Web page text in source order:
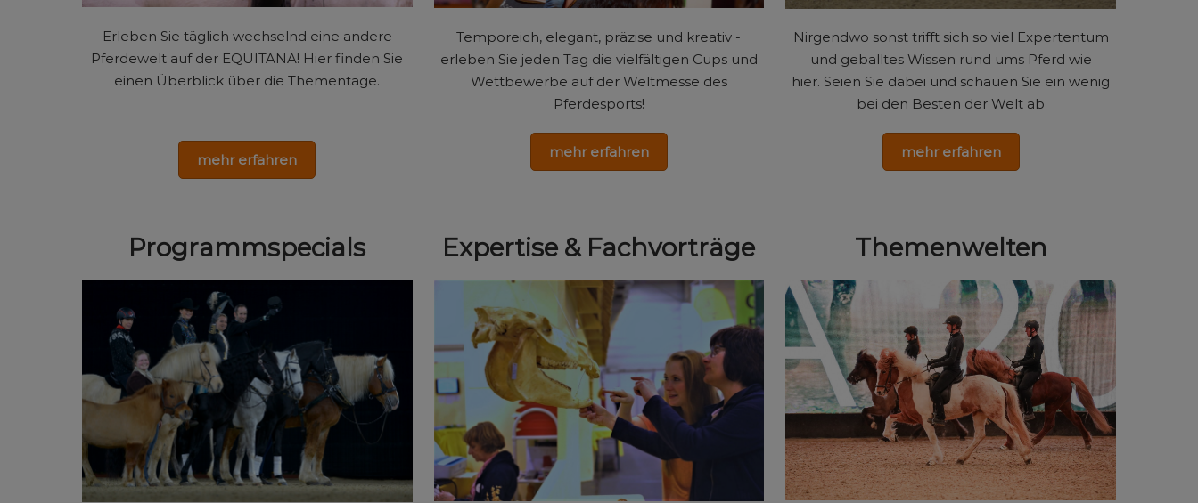
Erleben Sie täglich wechselnd eine andere
Pferdewelt auf der EQUITANA! Hier finden Sie
einen Überblick über die Thementage.
mehr erfahren
Temporeich, elegant, präzise und kreativ -
erleben Sie jeden Tag die vielfältigen Cups und
Wettbewerbe auf der Weltmesse des
Pferdesports!
mehr erfahren
Nirgendwo sonst trifft sich so viel Expertentum
und geballtes Wissen rund ums Pferd wie
hier. Seien Sie dabei und schauen Sie ein wenig
bei den Besten der Welt ab
mehr erfahren
Programmspecials Expertise & Fachvorträge Themenwelten